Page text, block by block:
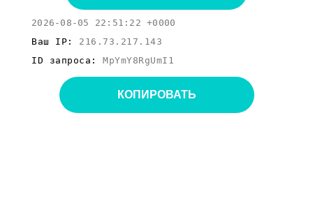
2026-08-05 22:51:22 +0000
Ваш IP: 216.73.217.143
ID запроса: MpYmY8RgUmI1
КОПИРОВАТЬ